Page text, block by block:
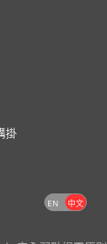
掛
EN 中文